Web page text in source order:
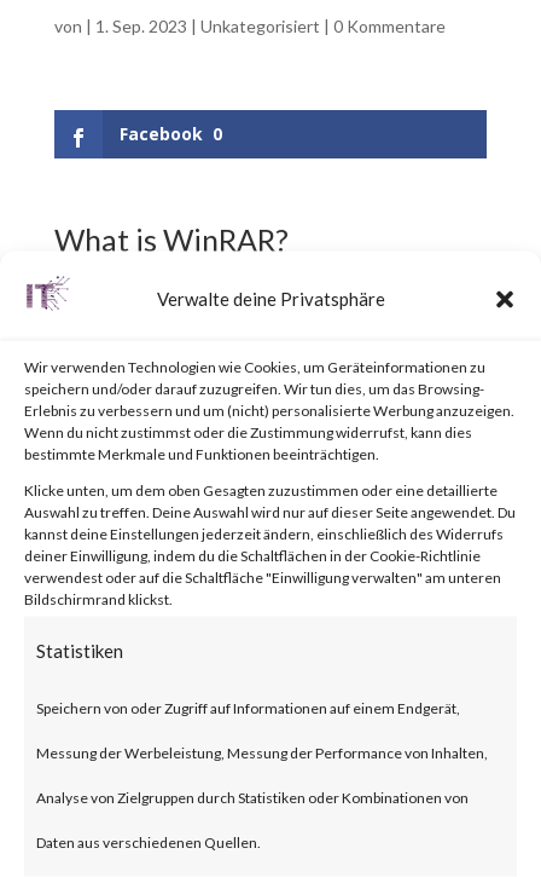
Verwalte deine Privatsphäre
Wir verwenden Technologien wie Cookies, um Geräteinformationen zu
speichern und/oder darauf zuzugreifen. Wir tun dies, um das Browsing-
Erlebnis zu verbessern und um (nicht) personalisierte Werbung anzuzeigen.
Wenn du nicht zustimmst oder die Zustimmung widerrufst, kann dies
bestimmte Merkmale und Funktionen beeinträchtigen.
Klicke unten, um dem oben Gesagten zuzustimmen oder eine detaillierte
Auswahl zu treffen. Deine Auswahl wird nur auf dieser Seite angewendet. Du
kannst deine Einstellungen jederzeit ändern, einschließlich des Widerrufs
deiner Einwilligung, indem du die Schaltflächen in der Cookie-Richtlinie
verwendest oder auf die Schaltfläche "Einwilligung verwalten" am unteren
Bildschirmrand klickst.
Statistiken
Speichern von oder Zugriff auf Informationen auf einem Endgerät,
Messung der Werbeleistung, Messung der Performance von Inhalten,
Analyse von Zielgruppen durch Statistiken oder Kombinationen von
Daten aus verschiedenen Quellen.
von | 1. Sep. 2023 | Unkategorisiert | 0 Kommentare
Facebook 0
What is WinRAR?
WinRAR is a popular utility tool
for file
compression/decompression
and archive management.
What is the Attack?
CVE-2023-38831 is an
arbitrary code execution